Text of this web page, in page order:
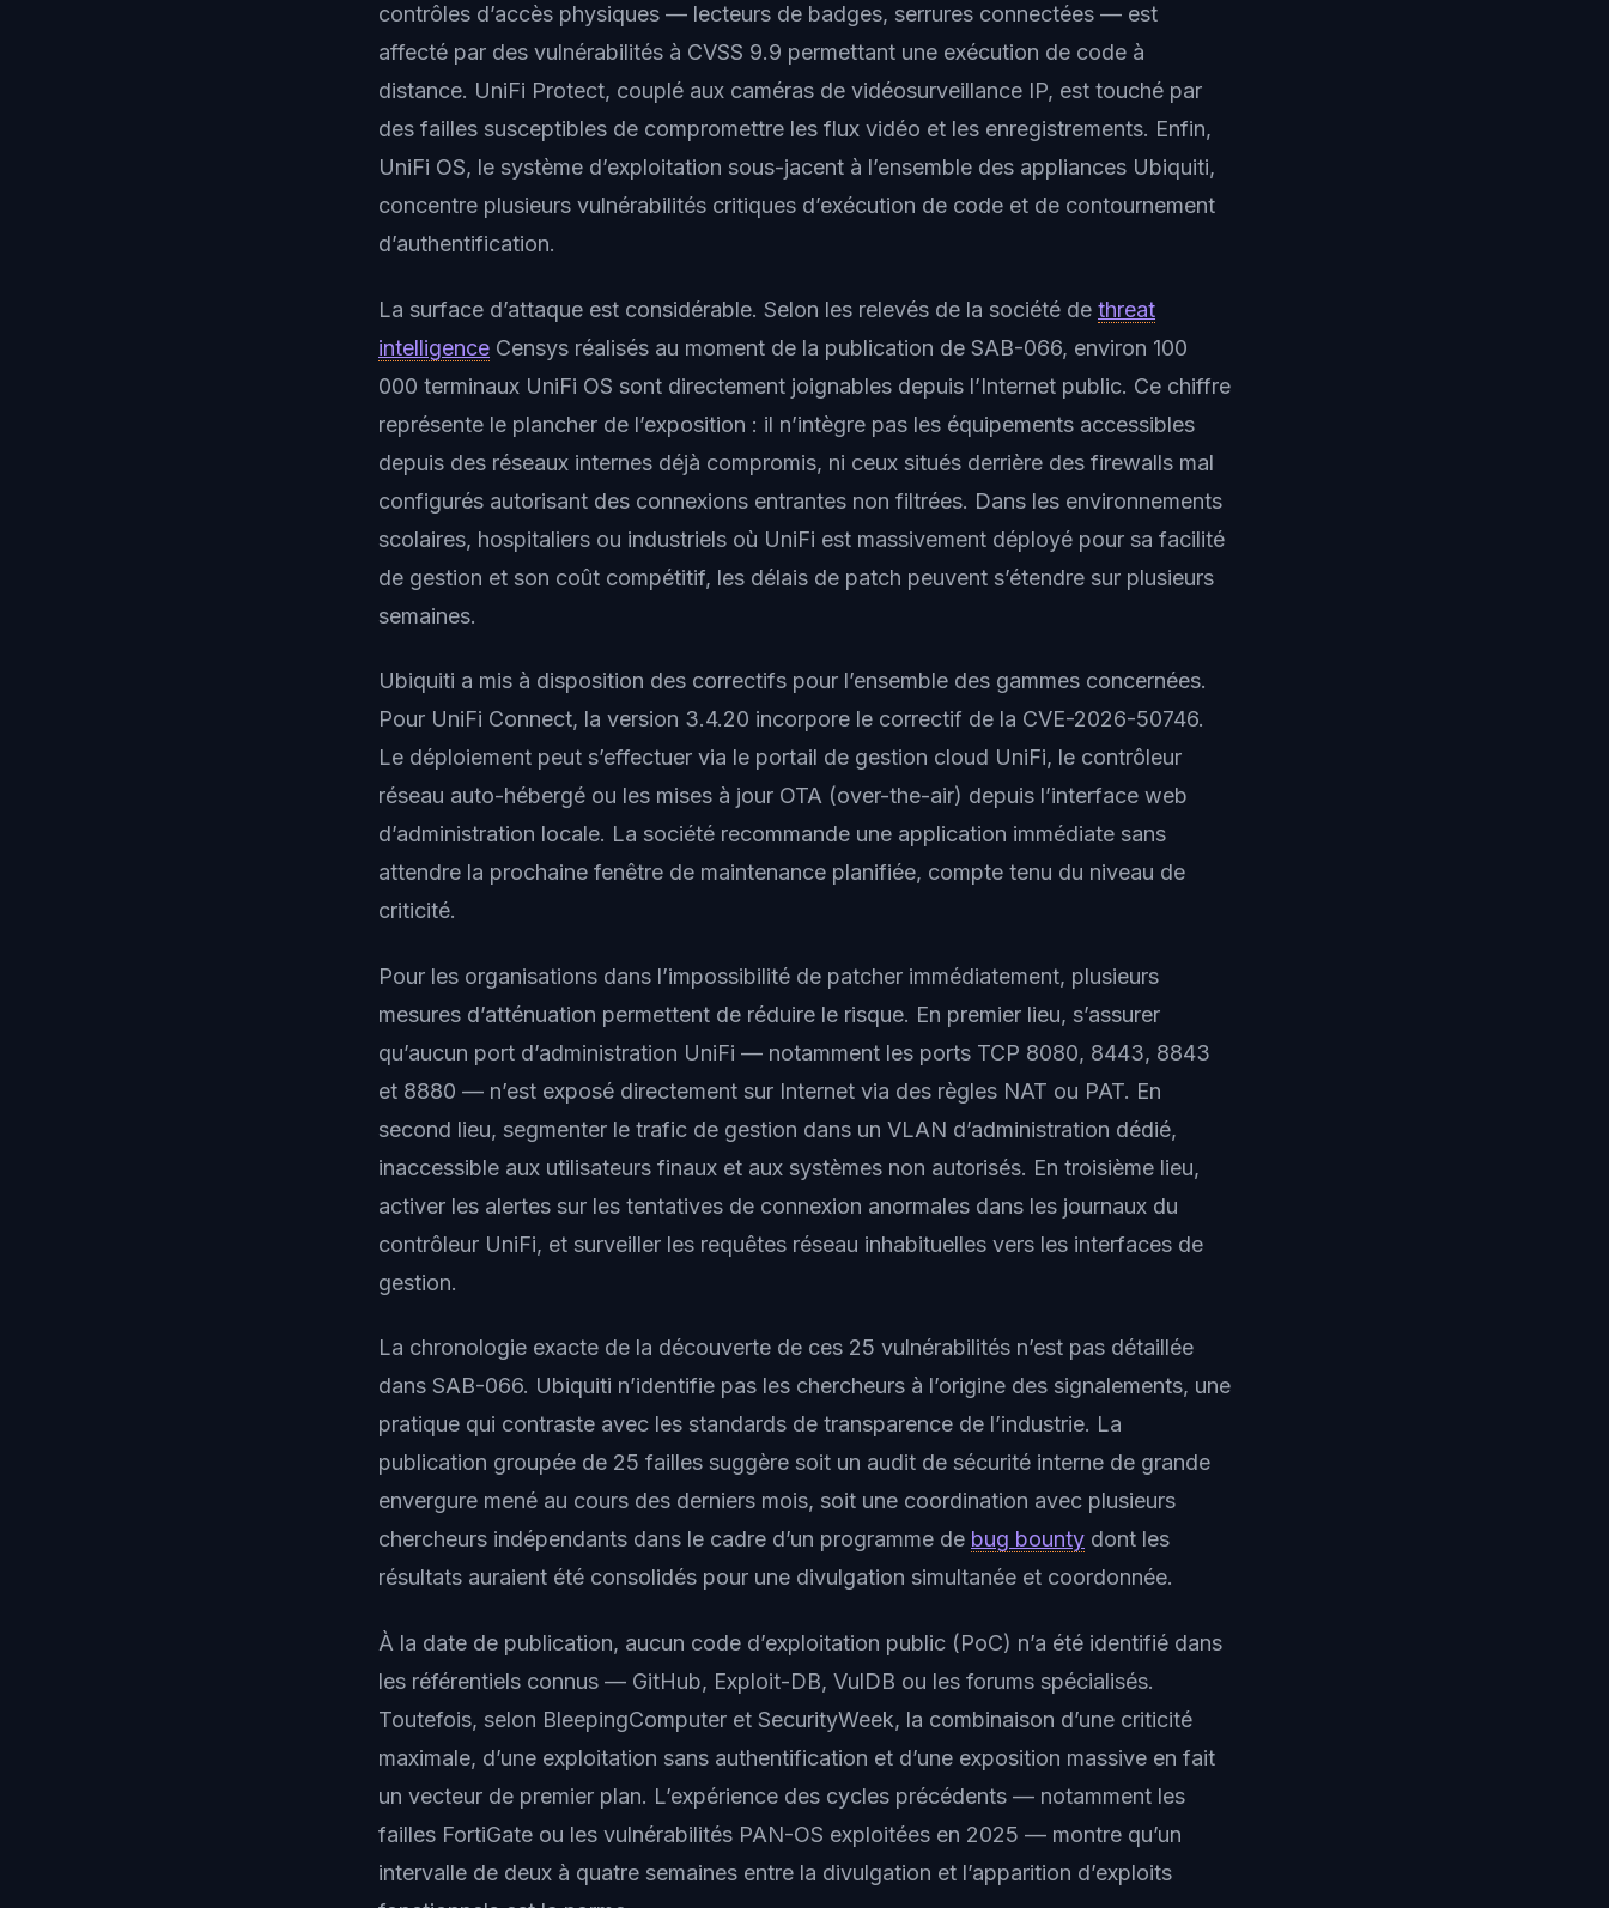
contrôles d’accès physiques — lecteurs de badges, serrures connectées — est
affecté par des vulnérabilités à CVSS 9.9 permettant une exécution de code à
distance. UniFi Protect, couplé aux caméras de vidéosurveillance IP, est touché par
des failles susceptibles de compromettre les flux vidéo et les enregistrements. Enfin,
UniFi OS, le système d’exploitation sous-jacent à l’ensemble des appliances Ubiquiti,
concentre plusieurs vulnérabilités critiques d’exécution de code et de contournement
d’authentification.
La surface d’attaque est considérable. Selon les relevés de la société de threat
intelligence Censys réalisés au moment de la publication de SAB-066, environ 100
000 terminaux UniFi OS sont directement joignables depuis l’Internet public. Ce chiffre
représente le plancher de l’exposition : il n’intègre pas les équipements accessibles
depuis des réseaux internes déjà compromis, ni ceux situés derrière des firewalls mal
configurés autorisant des connexions entrantes non filtrées. Dans les environnements
scolaires, hospitaliers ou industriels où UniFi est massivement déployé pour sa facilité
de gestion et son coût compétitif, les délais de patch peuvent s’étendre sur plusieurs
semaines.
Ubiquiti a mis à disposition des correctifs pour l’ensemble des gammes concernées.
Pour UniFi Connect, la version 3.4.20 incorpore le correctif de la CVE-2026-50746.
Le déploiement peut s’effectuer via le portail de gestion cloud UniFi, le contrôleur
réseau auto-hébergé ou les mises à jour OTA (over-the-air) depuis l’interface web
d’administration locale. La société recommande une application immédiate sans
attendre la prochaine fenêtre de maintenance planifiée, compte tenu du niveau de
criticité.
Pour les organisations dans l’impossibilité de patcher immédiatement, plusieurs
mesures d’atténuation permettent de réduire le risque. En premier lieu, s’assurer
qu’aucun port d’administration UniFi — notamment les ports TCP 8080, 8443, 8843
et 8880 — n’est exposé directement sur Internet via des règles NAT ou PAT. En
second lieu, segmenter le trafic de gestion dans un VLAN d’administration dédié,
inaccessible aux utilisateurs finaux et aux systèmes non autorisés. En troisième lieu,
activer les alertes sur les tentatives de connexion anormales dans les journaux du
contrôleur UniFi, et surveiller les requêtes réseau inhabituelles vers les interfaces de
gestion.
La chronologie exacte de la découverte de ces 25 vulnérabilités n’est pas détaillée
dans SAB-066. Ubiquiti n’identifie pas les chercheurs à l’origine des signalements, une
pratique qui contraste avec les standards de transparence de l’industrie. La
publication groupée de 25 failles suggère soit un audit de sécurité interne de grande
envergure mené au cours des derniers mois, soit une coordination avec plusieurs
chercheurs indépendants dans le cadre d’un programme de bug bounty dont les
résultats auraient été consolidés pour une divulgation simultanée et coordonnée.
À la date de publication, aucun code d’exploitation public (PoC) n’a été identifié dans
les référentiels connus — GitHub, Exploit-DB, VulDB ou les forums spécialisés.
Toutefois, selon BleepingComputer et SecurityWeek, la combinaison d’une criticité
maximale, d’une exploitation sans authentification et d’une exposition massive en fait
un vecteur de premier plan. L’expérience des cycles précédents — notamment les
failles FortiGate ou les vulnérabilités PAN-OS exploitées en 2025 — montre qu’un
intervalle de deux à quatre semaines entre la divulgation et l’apparition d’exploits